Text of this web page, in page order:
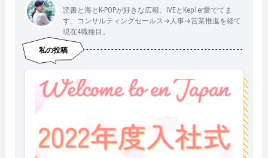
読書と海とK-POPが好きな広報。IVEとKep1er愛でてま
す。コンサルティングセールス→人事→営業推進を経て
現在4職種目。
私の投稿